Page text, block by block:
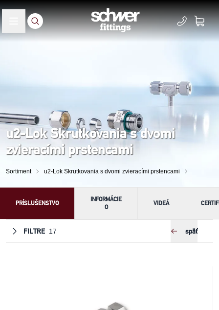
u2-Lok Skrutkovania s dvomi
zvieracími prstencami
Sortiment u2-Lok Skrutkovania s dvomi zvieracími prstencami
PRÍSLUŠENSTVO
INFORMÁCIE
O
VIDEÁ
FILTRE 17 späť